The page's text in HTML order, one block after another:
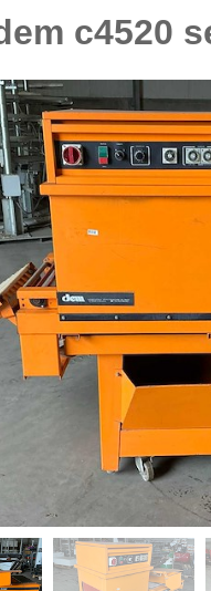
c4520